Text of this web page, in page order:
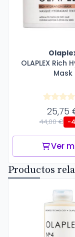
OLAPLEX Rich
Mask
25,75
44,00 € -
Ver
Productos